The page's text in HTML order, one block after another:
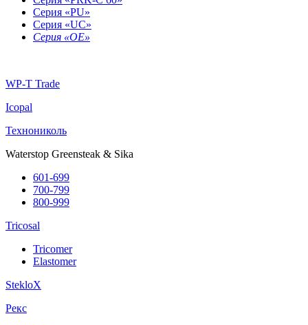
Серия «PU»
Серия «UC»
Серия «OE»
WP-T Trade
Icopal
Технониколь
Waterstop Greensteak & Sika
601-699
700-799
800-999
Tricosal
Tricomer
Elastomer
StekloX
Рекс